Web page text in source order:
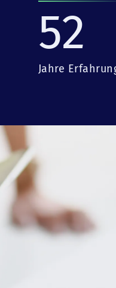
52
Jahre